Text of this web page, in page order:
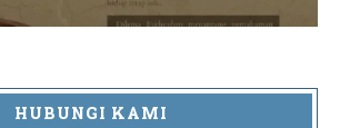
HUBUNGI KAMI